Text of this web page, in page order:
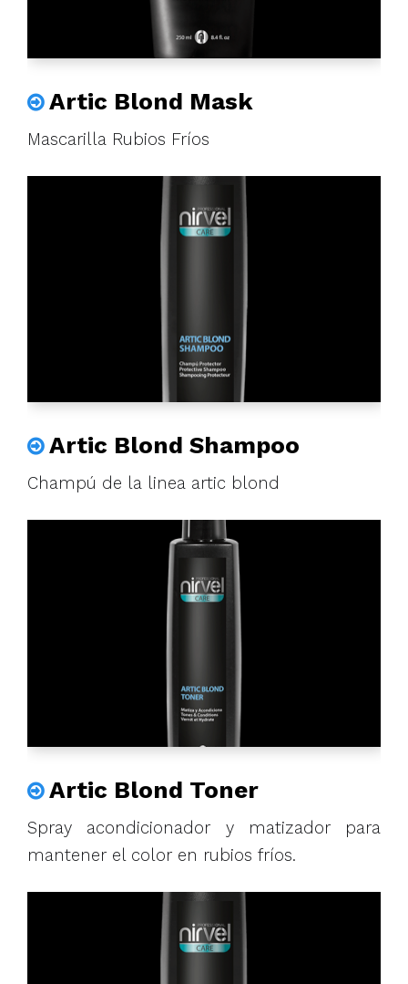
Artic Blond Mask
Mascarilla Rubios Fríos
Artic Blond Shampoo
Champú de la linea artic blond
Artic Blond Toner
Spray acondicionador y matizador para
mantener el color en rubios fríos.